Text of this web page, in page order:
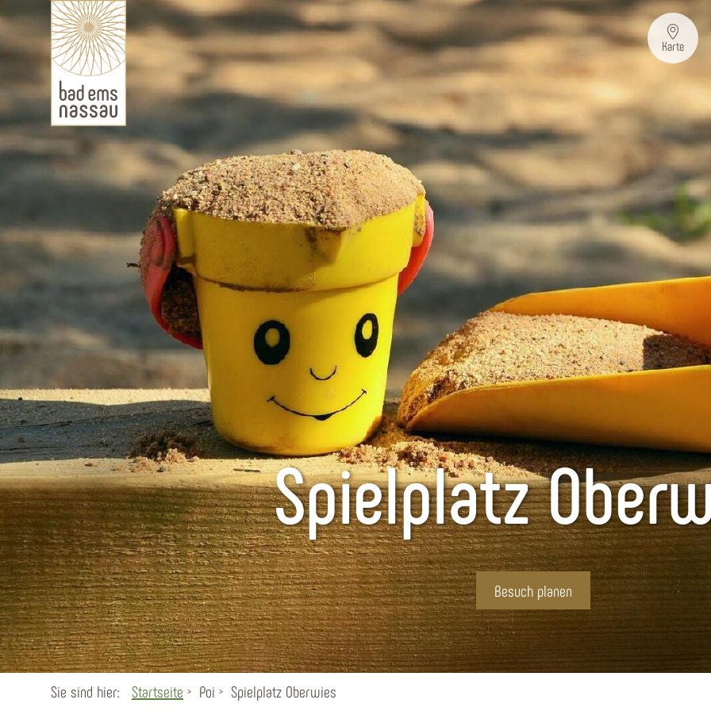
Karte
Spielplatz
Besuch planen
Sie sind hier: Startseite Poi Spielplatz Oberwies